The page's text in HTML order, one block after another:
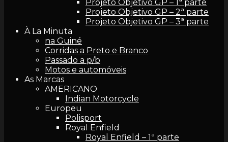
Projeto Objetivo GP – 1ª parte
Projeto Objetivo GP – 2ª parte
Projeto Objetivo GP – 3ª parte
À La Minuta
na Guiné
Corridas a Preto e Branco
Passado a p/b
Motos e automóveis
As Marcas
AMERICANO
Indian Motorcycle
Europeu
Polisport
Royal Enfield
Royal Enfield – 1ª parte